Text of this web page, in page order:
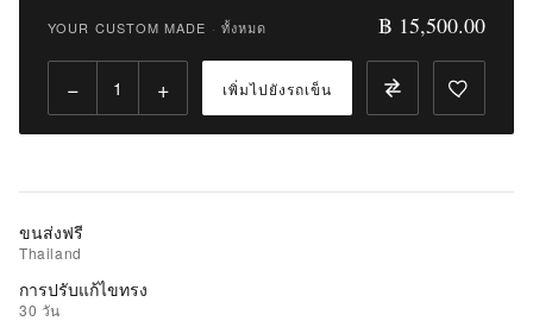
รถ
เพิ่ม
รายการ
ชอบ
YOUR CUSTOM MADE · ทั้งหมด ฿ 15,500.00
− + เพิ่มไปยังรถเข็น
ขนส่งฟรี
Thailand
การปรับแก้ไขทรง
30 วัน